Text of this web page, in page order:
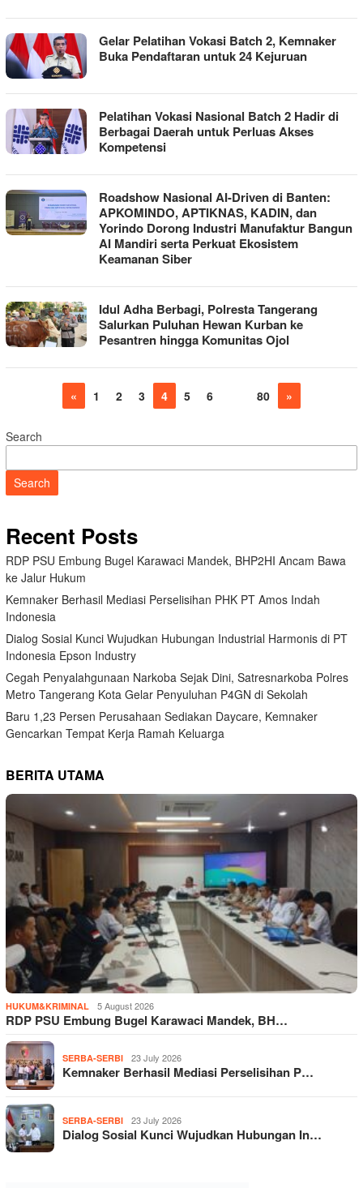
Gelar Pelatihan Vokasi Batch 2, Kemnaker
Buka Pendaftaran untuk 24 Kejuruan
Pelatihan Vokasi Nasional Batch 2 Hadir di
Berbagai Daerah untuk Perluas Akses
Kompetensi
Roadshow Nasional AI-Driven di Banten:
APKOMINDO, APTIKNAS, KADIN, dan
Yorindo Dorong Industri Manufaktur Bangun
AI Mandiri serta Perkuat Ekosistem
Keamanan Siber
Idul Adha Berbagi, Polresta Tangerang
Salurkan Puluhan Hewan Kurban ke
Pesantren hingga Komunitas Ojol
« 1 2 3 4 5 6 80 »
Search
Search
Recent Posts
RDP PSU Embung Bugel Karawaci Mandek, BHP2HI Ancam Bawa
ke Jalur Hukum
Kemnaker Berhasil Mediasi Perselisihan PHK PT Amos Indah
Indonesia
Dialog Sosial Kunci Wujudkan Hubungan Industrial Harmonis di PT
Indonesia Epson Industry
Cegah Penyalahgunaan Narkoba Sejak Dini, Satresnarkoba Polres
Metro Tangerang Kota Gelar Penyuluhan P4GN di Sekolah
Baru 1,23 Persen Perusahaan Sediakan Daycare, Kemnaker
Gencarkan Tempat Kerja Ramah Keluarga
BERITA UTAMA
HUKUM&KRIMINAL 5 August 2026
RDP PSU Embung Bugel Karawaci Mandek, BH…
SERBA-SERBI 23 July 2026
Kemnaker Berhasil Mediasi Perselisihan P…
SERBA-SERBI 23 July 2026
Dialog Sosial Kunci Wujudkan Hubungan In…